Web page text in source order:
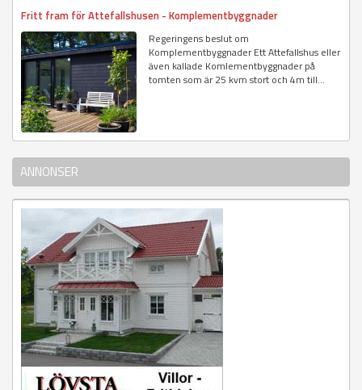
Fritt fram för Attefallshusen - Komplementbyggnader
Regeringens beslut om
Komplementbyggnader Ett Attefallshus eller
även kallade Komlementbyggnader på
tomten som är 25 kvm stort och 4m till...
ANNONSER